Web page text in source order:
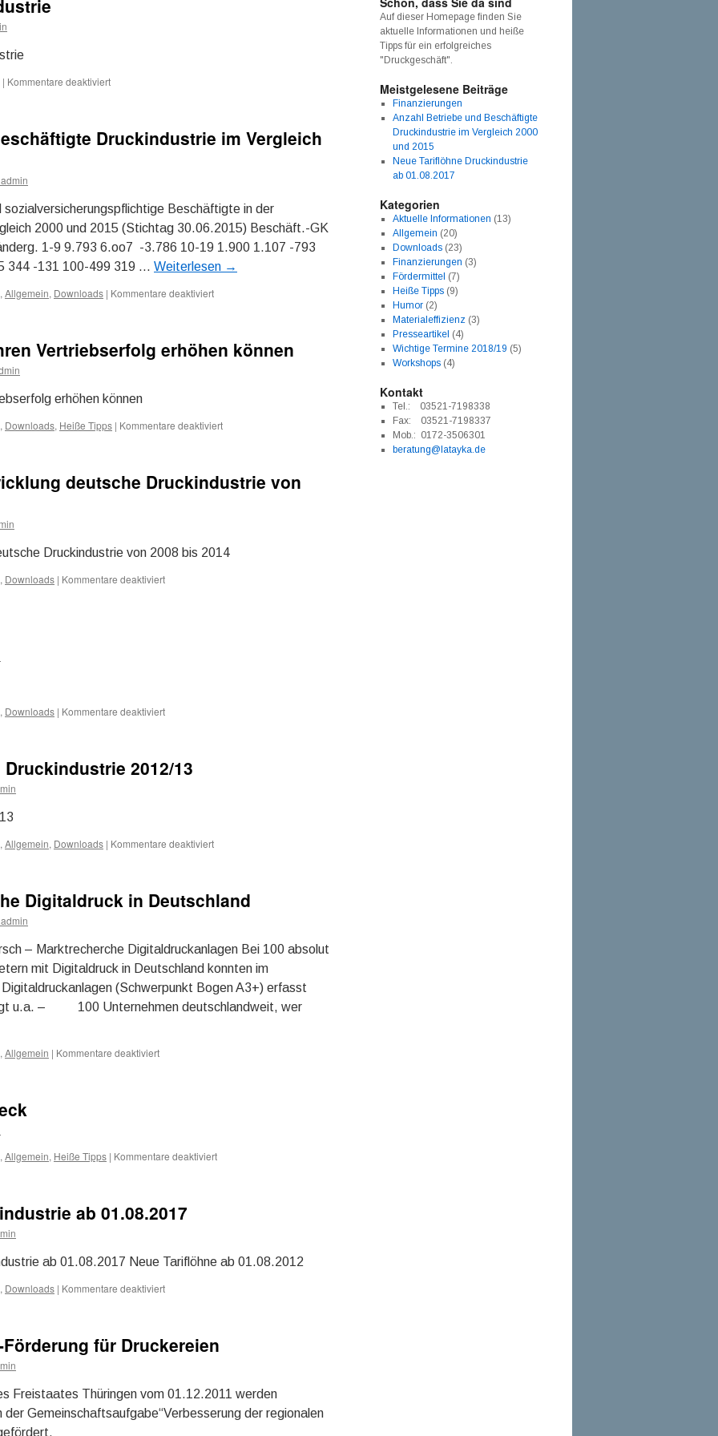
| Kommentare deaktiviert
Druckindustrie
Druckindustrie im Vergleich
Beschäftigte in der
2000 und 2015 (Stichtag 30.06.2015) Beschäft.-GK
1-9 9.793 6.oo7 -3.786 10-19 1.900 1.107 -793
344 -131 100-499 319 … Weiterlesen →
, Allgemein, Downloads | Kommentare deaktiviert
Beschäftigte
und
Vertriebserfolg erhöhen können
erhöhen können
, Downloads, Heiße Tipps | Kommentare deaktiviert
ihren
deutsche Druckindustrie von
Druckindustrie von 2008 bis 2014
, Downloads | Kommentare deaktiviert
, Downloads | Kommentare deaktiviert
2012/13
, Allgemein, Downloads | Kommentare deaktiviert
2012/13
Digitaldruck in Deutschland
– Marktrecherche Digitaldruckanlagen Bei 100 absolut
mit Digitaldruck in Deutschland konnten im
(Schwerpunkt Bogen A3+) erfasst
u.a. – 100 Unternehmen deutschlandweit, wer
, Allgemein | Kommentare deaktiviert
, Allgemein, Heiße Tipps | Kommentare deaktiviert
ab 01.08.2017
ab 01.08.2017 Neue Tariflöhne ab 01.08.2012
, Downloads | Kommentare deaktiviert
ab
für Druckereien
Freistaates Thüringen vom 01.12.2011 werden
Gemeinschaftsaufgabe“Verbesserung der regionalen
Auf dieser Homepage finden Sie
aktuelle Informationen und heiße
Tipps für ein erfolgreiches
"Druckgeschäft".
Meistgelesene Beiträge
Finanzierungen
Anzahl Betriebe und Beschäftigte
Druckindustrie im Vergleich 2000
und 2015
Neue Tariflöhne Druckindustrie
ab 01.08.2017
Kategorien
Aktuelle Informationen (13)
Allgemein (20)
Downloads(23)
Finanzierungen (3)
Fördermittel (7)
Heiße Tipps(9)
Humor(2)
Materialeffizienz(3)
Presseartikel (4)
Wichtige Termine 2018/19 (5)
Workshops(4)
Kontakt
Tel.: 03521-7198338
Fax: 03521-7198337
Mob.: 0172-3506301
beratung@latayka.de